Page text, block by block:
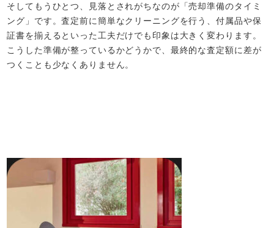
そしてもうひとつ、見落とされがちなのが「売却準備のタイミ
ング」です。査定前に簡単なクリーニングを行う、付属品や保
証書を揃えるといった工夫だけでも印象は大きく変わります。
こうした準備が整っているかどうかで、最終的な査定額に差が
つくことも少なくありません。